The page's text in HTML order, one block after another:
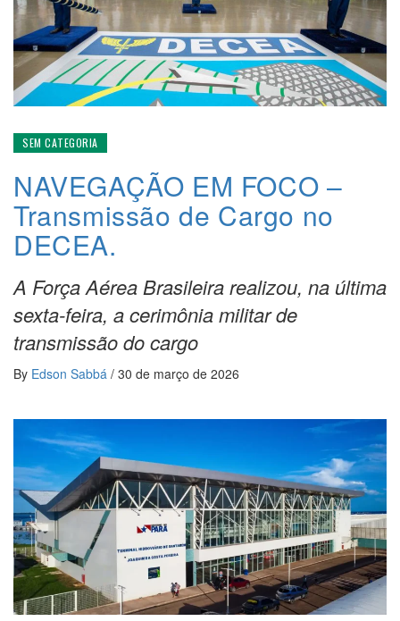
SEM CATEGORIA
NAVEGAÇÃO EM FOCO –
Transmissão de Cargo no
DECEA.
A Força Aérea Brasileira realizou, na última
sexta-feira, a cerimônia militar de
transmissão do cargo
By Edson Sabbá / 30 de março de 2026